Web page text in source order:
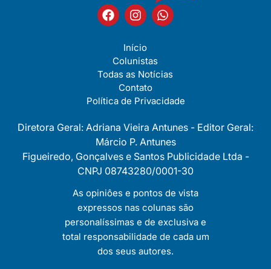
Início
Colunistas
Todas as Notícias
Contato
Política de Privacidade
Diretora Geral: Adriana Vieira Antunes - Editor Geral:
Márcio P. Antunes
Figueiredo, Gonçalves e Santos Publicidade Ltda -
CNPJ 08743280/0001-30
As opiniôes e pontos de vista
expressos nas colunas são
personalíssimas e de exclusiva e
total responsabilidade de cada um
dos seus autores.